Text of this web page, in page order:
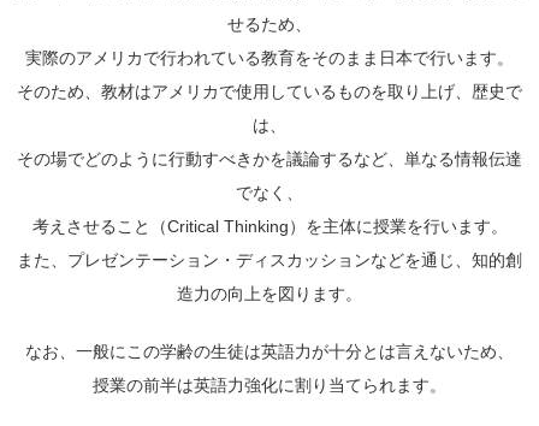
せるため、
実際のアメリカで行われている教育をそのまま日本で行います。
そのため、教材はアメリカで使用しているものを取り上げ、歴史で
は、
その場でどのように行動すべきかを議論するなど、単なる情報伝達
でなく、
考えさせること（Critical Thinking）を主体に授業を行います。
また、プレゼンテーション・ディスカッションなどを通じ、知的創
造力の向上を図ります。
なお、一般にこの学齢の生徒は英語力が十分とは言えないため、
授業の前半は英語力強化に割り当てられます。